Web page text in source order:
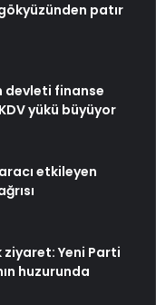
patır
devleti finanse
yükü büyüyor
etkileyen
ziyaret: Yeni Parti
huzurunda